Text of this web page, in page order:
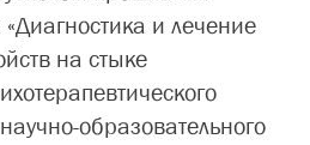
и лечение
на стыке
образовательного